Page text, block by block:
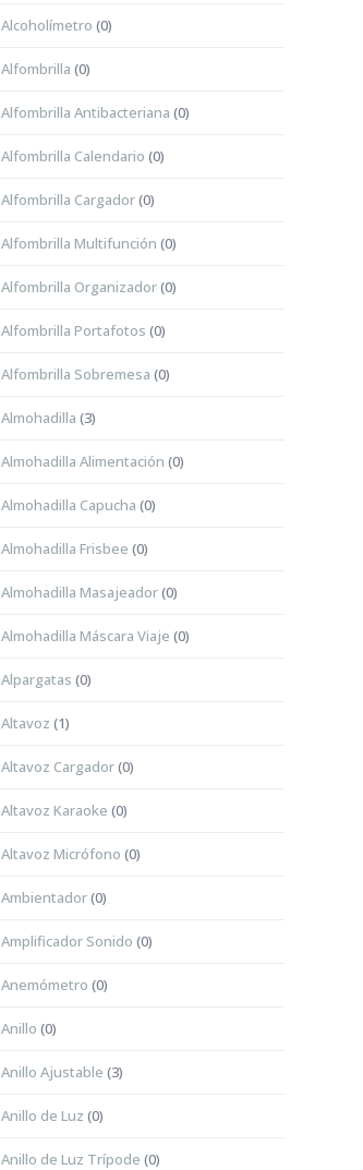
Alcoholímetro (0)
Alfombrilla (0)
Alfombrilla Antibacteriana (0)
Alfombrilla Calendario (0)
Alfombrilla Cargador(0)
Alfombrilla Multifunción (0)
Alfombrilla Organizador(0)
Alfombrilla Portafotos (0)
Alfombrilla Sobremesa (0)
Almohadilla (3)
Almohadilla Alimentación (0)
Almohadilla Capucha (0)
Almohadilla Frisbee (0)
Almohadilla Masajeador(0)
Almohadilla Máscara Viaje (0)
Alpargatas (0)
Altavoz (1)
Altavoz Cargador(0)
Altavoz Karaoke (0)
Altavoz Micrófono (0)
Ambientador(0)
Amplificador Sonido (0)
Anemómetro (0)
Anillo (0)
Anillo Ajustable (3)
Anillo de Luz (0)
Anillo de Luz Trípode (0)